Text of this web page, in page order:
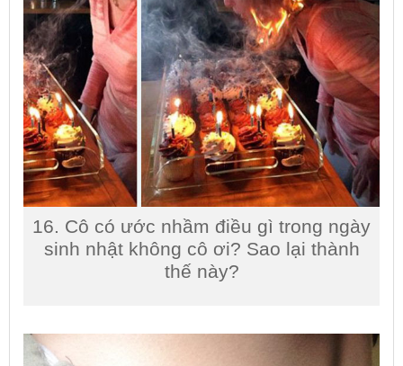
16. Cô có ước nhầm điều gì trong ngày
sinh nhật không cô ơi? Sao lại thành
thế này?